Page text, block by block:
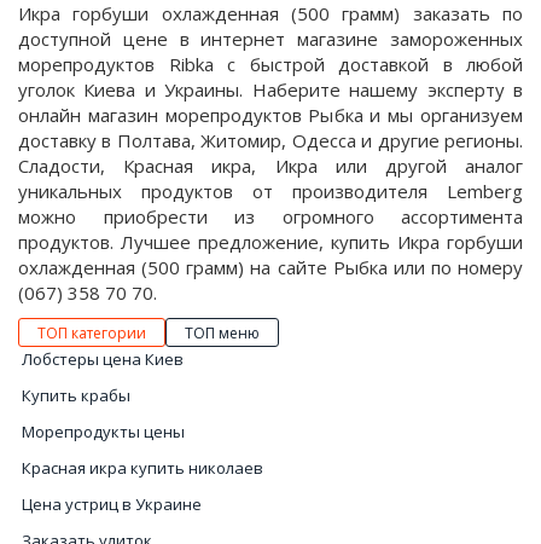
Икра горбуши охлажденная (500 грамм) заказать по
доступной цене в интернет магазине замороженных
морепродуктов Ribka с быстрой доставкой в любой
уголок Киева и Украины. Наберите нашему эксперту в
онлайн магазин морепродуктов Рыбка и мы организуем
доставку в Полтава, Житомир, Одесса и другие регионы.
Сладости, Красная икра, Икра или другой аналог
уникальных продуктов от производителя Lemberg
можно приобрести из огромного ассортимента
продуктов. Лучшее предложение, купить Икра горбуши
охлажденная (500 грамм) на сайте Рыбка или по номеру
(067) 358 70 70.
ТОП категории ТОП меню
Лобстеры цена Киев
Купить крабы
Морепродукты цены
Красная икра купить николаев
Цена устриц в Украине